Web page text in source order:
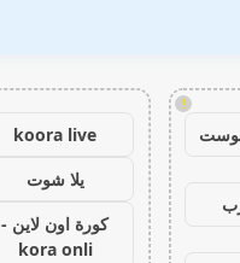
!
koora live
يلا شوت
كورة اون لاين -
kora onli